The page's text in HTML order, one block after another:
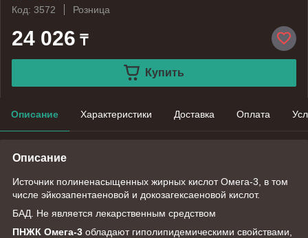
Код: 3572
Розница
24 026 ₸
Купить
Описание Характеристики Доставка Оплата
Описание
Источник полиненасыщенных жирных кислот Омега-3, в том
числе эйкозапентаеновой и докозагексаеновой кислот.
БАД. Не является лекарственным средством
ПНЖК Омега-3 обладают гиполипидемическими свойствами,